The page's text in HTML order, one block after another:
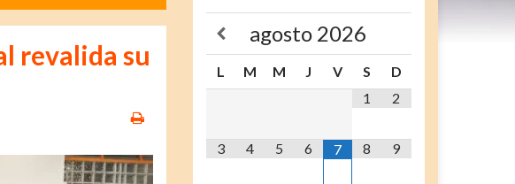
revalida su
agosto 2026
L M M J V S
D
1
2
3 4 5 6 7 8 9